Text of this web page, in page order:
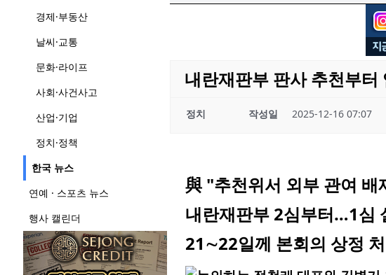
경제·부동산
날씨·교통
문화·라이프
사회·사건사고
산업·기업
정치·정책
한국 뉴스
연예 · 스포츠 뉴스
행사 캘린더
내란재판부 판사 추천부
정치 작성일 2025-12-16 07:07
與 "추천위서 외부 관여 배
내란재판부 2심부터…1심
21∼22일께 본회의 상정